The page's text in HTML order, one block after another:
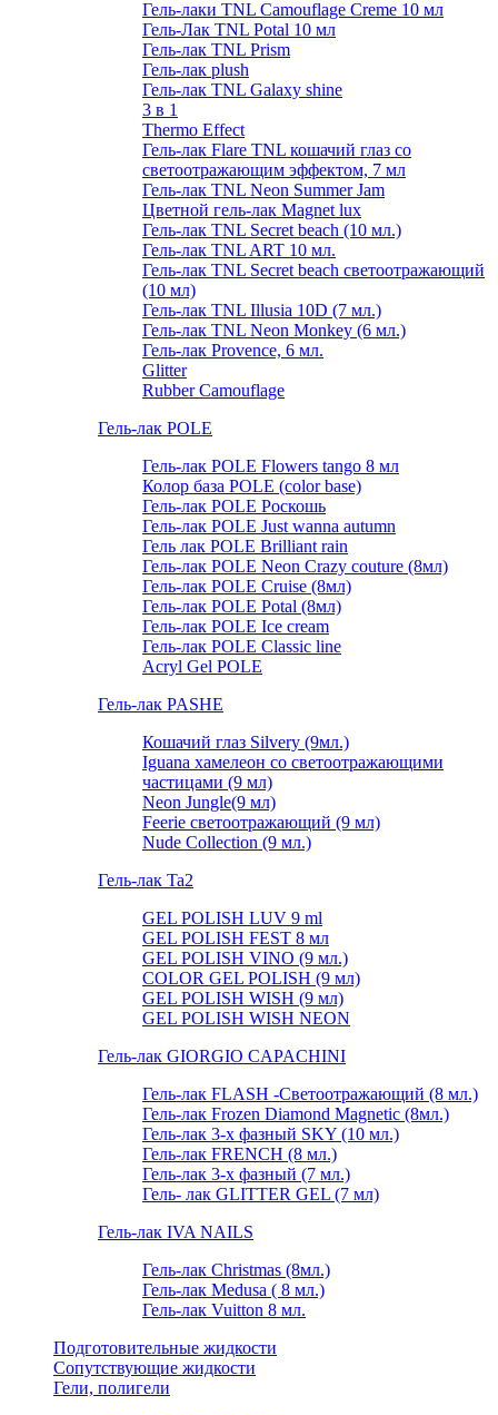
Гель-лаки TNL Camouflage Creme 10 мл
Гель-Лак TNL Potal 10 мл
Гель-лак TNL Prism
Гель-лак plush
Гель-лак TNL Galaxy shine
3 в 1
Thermo Effect
Гель-лак Flare TNL кошачий глаз со
светоотражающим эффектом, 7 мл
Гель-лак TNL Neon Summer Jam
Цветной гель-лак Magnet lux
Гель-лак TNL Secret beach (10 мл.)
Гель-лак TNL ART 10 мл.
Гель-лак TNL Secret beach светоотражающий
(10 мл)
Гель-лак TNL Illusia 10D (7 мл.)
Гель-лак TNL Neon Monkey (6 мл.)
Гель-лак Provence, 6 мл.
Glitter
Rubber Camouflage
Гель-лак POLE
Гель-лак POLE Flowers tango 8 мл
Колор база POLE (color base)
Гель-лак POLE Роскошь
Гель-лак POLE Just wanna autumn
Гель лак POLE Brilliant rain
Гель-лак POLE Neon Crazy couture (8мл)
Гель-лак POLE Cruise (8мл)
Гель-лак POLE Potal (8мл)
Гель-лак POLE Ice cream
Гель-лак POLE Classic line
Acryl Gel POLE
Гель-лак PASHE
Кошачий глаз Silvery (9мл.)
Iguana хамелеон со светоотражающими
частицами (9 мл)
Neon Jungle(9 мл)
Feerie светоотражающий (9 мл)
Nude Collection (9 мл.)
Гель-лак Ta2
GEL POLISH LUV 9 ml
GEL POLISH FEST 8 мл
GEL POLISH VINO (9 мл.)
COLOR GEL POLISH (9 мл)
GEL POLISH WISH (9 мл)
GEL POLISH WISH NEON
Гель-лак GIORGIO CAPACHINI
Гель-лак FLASH -Cветоотражающий (8 мл.)
Гель-лак Frozen Diamond Magnetic (8мл.)
Гель-лак 3-х фазный SKY (10 мл.)
Гель-лак FRENCH (8 мл.)
Гель-лак 3-х фазный (7 мл.)
Гель- лак GLITTER GEL (7 мл)
Гель-лак IVA NAILS
Гель-лак Christmas (8мл.)
Гель-лак Medusa ( 8 мл.)
Гель-лак Vuitton 8 мл.
Подготовительные жидкости
Сопутствующие жидкости
Гели, полигели